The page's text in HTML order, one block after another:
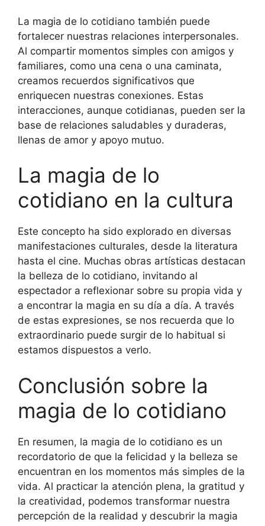
La magia de lo cotidiano también puede
fortalecer nuestras relaciones interpersonales.
Al compartir momentos simples con amigos y
familiares, como una cena o una caminata,
creamos recuerdos significativos que
enriquecen nuestras conexiones. Estas
interacciones, aunque cotidianas, pueden ser la
base de relaciones saludables y duraderas,
llenas de amor y apoyo mutuo.
La magia de lo
cotidiano en la cultura
Este concepto ha sido explorado en diversas
manifestaciones culturales, desde la literatura
hasta el cine. Muchas obras artísticas destacan
la belleza de lo cotidiano, invitando al
espectador a reflexionar sobre su propia vida y
a encontrar la magia en su día a día. A través
de estas expresiones, se nos recuerda que lo
extraordinario puede surgir de lo habitual si
estamos dispuestos a verlo.
Conclusión sobre la
magia de lo cotidiano
En resumen, la magia de lo cotidiano es un
recordatorio de que la felicidad y la belleza se
encuentran en los momentos más simples de la
vida. Al practicar la atención plena, la gratitud y
la creatividad, podemos transformar nuestra
percepción de la realidad y descubrir la magia